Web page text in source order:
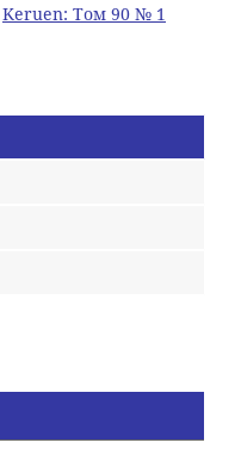
Keruen: Том 90 № 1